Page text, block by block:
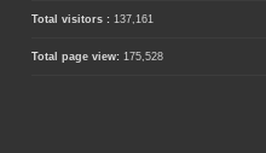
Total visitors : 137,161
Total page view: 175,528